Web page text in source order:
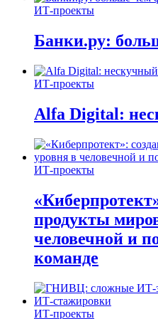
ИТ-проекты
Банки.ру:
ИТ-проекты
Alfa Digital:
ИТ-проекты
продукты
человечной и
команде
ИТ-проекты